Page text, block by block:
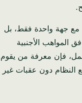
مع جهة واحدة فقط، بل
المواهب الأجنبية
فإن معرفة من يقوم
النظام دون عقبات غير